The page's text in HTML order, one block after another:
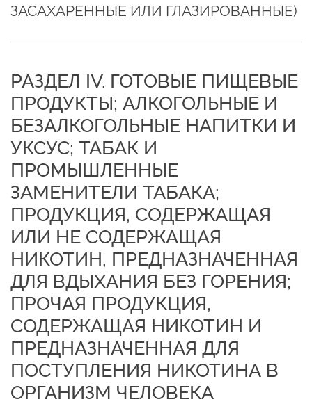
ЗАСАХАРЕННЫЕ ИЛИ ГЛАЗИРОВАННЫЕ)
РАЗДЕЛ IV. ГОТОВЫЕ ПИЩЕВЫЕ
ПРОДУКТЫ; АЛКОГОЛЬНЫЕ И
БЕЗАЛКОГОЛЬНЫЕ НАПИТКИ И
УКСУС; ТАБАК И
ПРОМЫШЛЕННЫЕ
ЗАМЕНИТЕЛИ ТАБАКА;
ПРОДУКЦИЯ, СОДЕРЖАЩАЯ
ИЛИ НЕ СОДЕРЖАЩАЯ
НИКОТИН, ПРЕДНАЗНАЧЕННАЯ
ДЛЯ ВДЫХАНИЯ БЕЗ ГОРЕНИЯ;
ПРОЧАЯ ПРОДУКЦИЯ,
СОДЕРЖАЩАЯ НИКОТИН И
ПРЕДНАЗНАЧЕННАЯ ДЛЯ
ПОСТУПЛЕНИЯ НИКОТИНА В
ОРГАНИЗМ ЧЕЛОВЕКА